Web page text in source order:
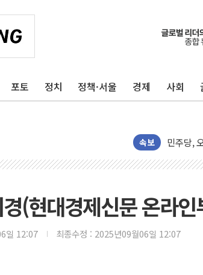
포토 정치 정책·서울 경제 사회
속보
'호우 특
주말 무
충북 주
10월 보
민주당,
뉴욕증
유럽증
미 연준
[종합] 이
트럼프
美 항소
(현대경제신문 온라
일 12:07 최종수정 : 2025년09월06일 12:07